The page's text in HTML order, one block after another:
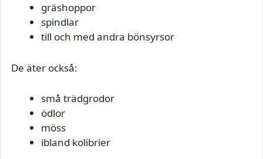
gräshoppor
spindlar
till och med andra bönsyrsor
De äter också:
små trädgrodor
ödlor
möss
ibland kolibrier